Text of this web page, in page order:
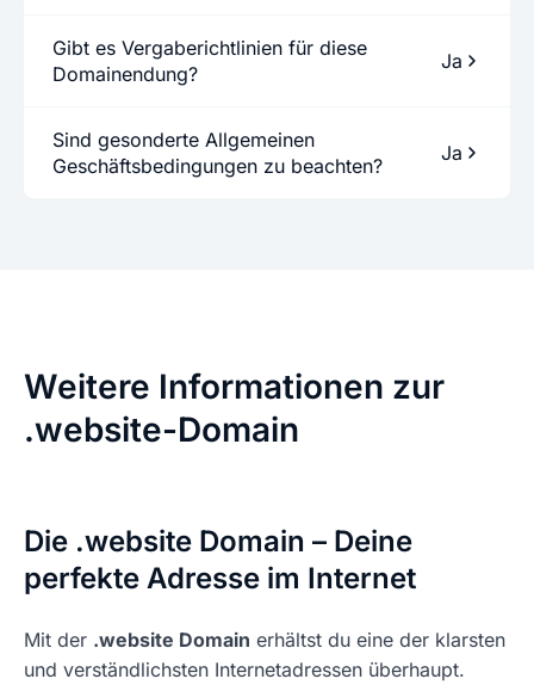
Gibt es Vergaberichtlinien für diese
Domainendung?
Ja
Sind gesonderte Allgemeinen
Geschäftsbedingungen zu beachten?
Ja
Weitere Informationen zur
.website-Domain
Die .website Domain – Deine
perfekte Adresse im Internet
Mit der .website Domain erhältst du eine der klarsten
und verständlichsten Internetadressen überhaupt.